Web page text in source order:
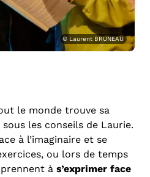
© Laurent BRUNEAU
le monde trouve sa
les conseils de Laurie.
à l’imaginaire et se
ou lors de temps
à s’exprimer face